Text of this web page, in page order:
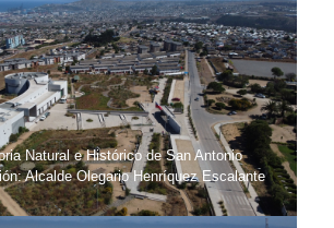
Natural e Histórico de San Antonio
Alcalde Olegario Henríquez Escalante